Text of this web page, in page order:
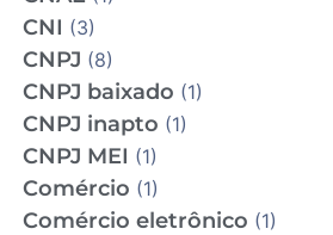
CNI (3)
CNPJ (8)
CNPJ baixado (1)
CNPJ inapto (1)
CNPJ MEI (1)
Comércio (1)
Comércio eletrônico (1)